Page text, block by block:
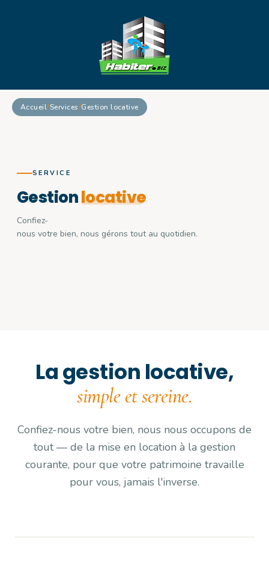
Accueil/Services/Gestion locative
SERVICE
Gestionlocative
Confiez-
nous votre bien, nous gérons tout au quotidien.
La gestion locative,
simple et sereine.
Confiez-nous votre bien, nous nous occupons de
tout — de la mise en location à la gestion
courante, pour que votre patrimoine travaille
pour vous, jamais l'inverse.